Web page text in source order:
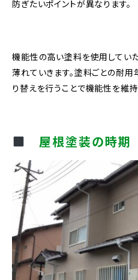
防ぎたいポイントが異なります。
機能性の高い塗料を使用してい
薄れていきます。塗料ごとの耐
り替えを行うことで機能性を維持
屋根塗装の時期